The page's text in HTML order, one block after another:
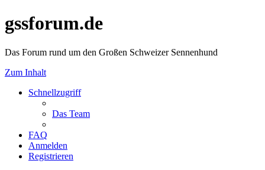
gssforum.de
Das Forum rund um den Großen Schweizer Sennenhund
Zum Inhalt
Schnellzugriff
Das Team
FAQ
Anmelden
Registrieren